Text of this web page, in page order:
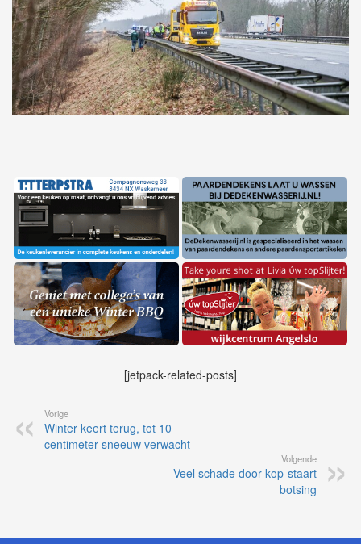
[jetpack-related-posts]
Vorige
Winter keert terug, tot 10
centimeter sneeuw verwacht
Volgende
Veel schade door kop-staart
botsing